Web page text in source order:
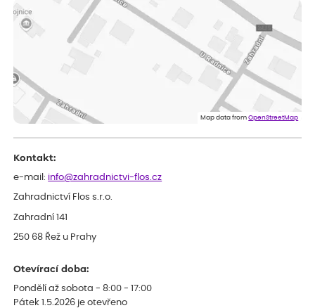
Vše v pořádku, jsem spokojena.
ověřený nákup dnes
Rostlina mi přišla v dobrém stavu, jsem spokojená.
Zuzana
Spokojenost s dodáním kvalitních rostlin
Map data fromOpenStreetMap
Kontakt:
e-mail: info@zahradnictvi-flos.cz
Zahradnictví Flos s.r.o.
Zahradní 141
250 68 Řež u Prahy
Otevírací doba:
Pondělí až sobota - 8:00 - 17:00
Pátek 1.5.2026 je otevřeno